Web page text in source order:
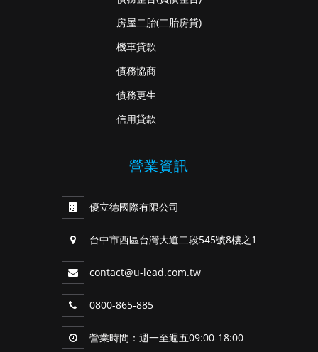
房屋二胎(二胎房貸)
機車貸款
債務協商
債務更生
信用貸款
營業資訊
優立德國際有限公司
台中市西區台灣大道二段545號8樓之1
contact@u-lead.com.tw
0800-865-885
營業時間：週一至週五09:00-18:00